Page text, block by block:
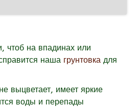
чтоб на впадинах или
наша грунтовка для
выцветает, имеет яркие
воды и перепады